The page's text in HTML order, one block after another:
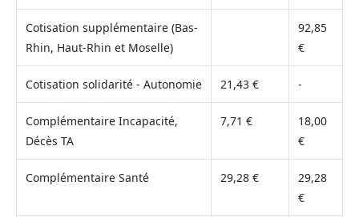
Cotisation supplémentaire (Bas-
Rhin, Haut-Rhin et Moselle)
92,85
€
Cotisation solidarité - Autonomie 21,43 € -
Complémentaire Incapacité,
Décès TA
7,71 €
18,00
€
Complémentaire Santé 29,28 €
29,28
€